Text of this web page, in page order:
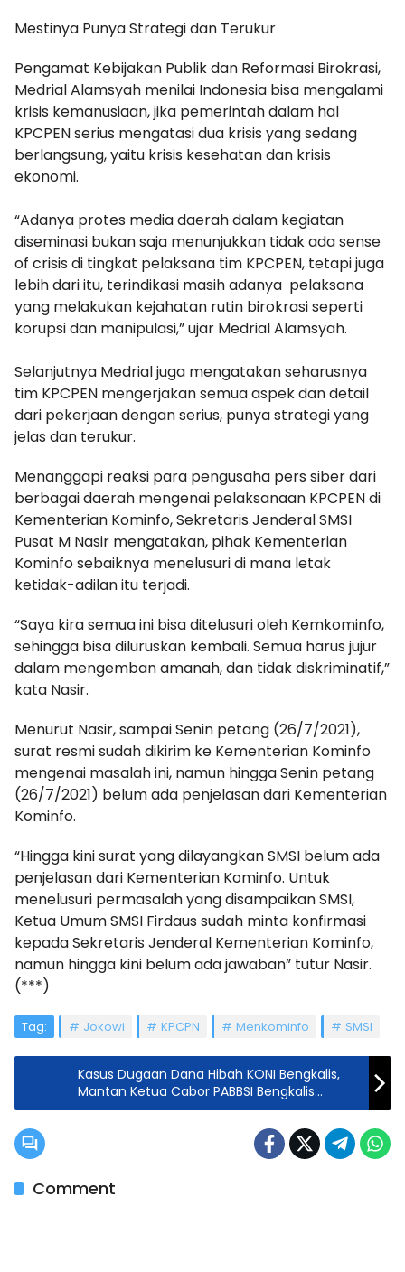
Mestinya Punya Strategi dan Terukur
Pengamat Kebijakan Publik dan Reformasi Birokrasi,
Medrial Alamsyah menilai Indonesia bisa mengalami
krisis kemanusiaan, jika pemerintah dalam hal
KPCPEN serius mengatasi dua krisis yang sedang
berlangsung, yaitu krisis kesehatan dan krisis
ekonomi.
“Adanya protes media daerah dalam kegiatan
diseminasi bukan saja menunjukkan tidak ada sense
of crisis di tingkat pelaksana tim KPCPEN, tetapi juga
lebih dari itu, terindikasi masih adanya pelaksana
yang melakukan kejahatan rutin birokrasi seperti
korupsi dan manipulasi,” ujar Medrial Alamsyah.
Selanjutnya Medrial juga mengatakan seharusnya
tim KPCPEN mengerjakan semua aspek dan detail
dari pekerjaan dengan serius, punya strategi yang
jelas dan terukur.
Menanggapi reaksi para pengusaha pers siber dari
berbagai daerah mengenai pelaksanaan KPCPEN di
Kementerian Kominfo, Sekretaris Jenderal SMSI
Pusat M Nasir mengatakan, pihak Kementerian
Kominfo sebaiknya menelusuri di mana letak
ketidak-adilan itu terjadi.
“Saya kira semua ini bisa ditelusuri oleh Kemkominfo,
sehingga bisa diluruskan kembali. Semua harus jujur
dalam mengemban amanah, dan tidak diskriminatif,”
kata Nasir.
Menurut Nasir, sampai Senin petang (26/7/2021),
surat resmi sudah dikirim ke Kementerian Kominfo
mengenai masalah ini, namun hingga Senin petang
(26/7/2021) belum ada penjelasan dari Kementerian
Kominfo.
“Hingga kini surat yang dilayangkan SMSI belum ada
penjelasan dari Kementerian Kominfo. Untuk
menelusuri permasalah yang disampaikan SMSI,
Ketua Umum SMSI Firdaus sudah minta konfirmasi
kepada Sekretaris Jenderal Kementerian Kominfo,
namun hingga kini belum ada jawaban” tutur Nasir.
(***)
Tag: Jokowi KPCPN Menkominfo SMSI
Kasus Dugaan Dana Hibah KONI Bengkalis,
Mantan Ketua Cabor PABBSI Bengkalis
Ditetapkan Sebagai Tersangka
Comment